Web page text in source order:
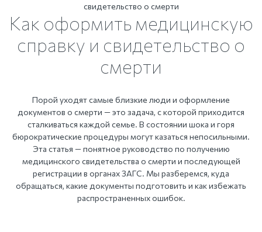
свидетельство о смерти
Как оформить медицинскую
справку и свидетельство о
смерти
Порой уходят самые близкие люди и оформление
документов о смерти — это задача, с которой приходится
сталкиваться каждой семье. В состоянии шока и горя
бюрократические процедуры могут казаться непосильными.
Эта статья — понятное руководство по получению
медицинского свидетельства о смерти и последующей
регистрации в органах ЗАГС. Мы разберемся, куда
обращаться, какие документы подготовить и как избежать
распространенных ошибок.